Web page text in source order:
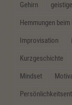
Gehirn
Hemmungen
Improvisation
Kurzgeschichte
Mindset